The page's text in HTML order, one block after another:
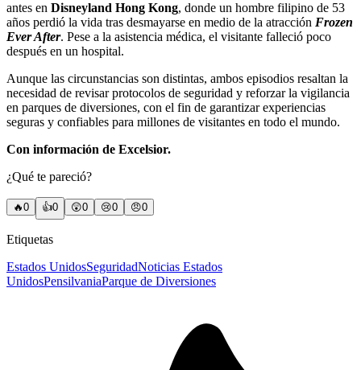
antes en Disneyland Hong Kong, donde un hombre filipino de 53
años perdió la vida tras desmayarse en medio de la atracción Frozen
Ever After. Pese a la asistencia médica, el visitante falleció poco
después en un hospital.
Aunque las circunstancias son distintas, ambos episodios resaltan la
necesidad de revisar protocolos de seguridad y reforzar la vigilancia
en parques de diversiones, con el fin de garantizar experiencias
seguras y confiables para millones de visitantes en todo el mundo.
Con información de Excelsior.
¿Qué te pareció?
🔥0 👍0 😲0 😢0 😠0
Etiquetas
Estados UnidosSeguridadNoticias Estados
UnidosPensilvaniaParque de Diversiones